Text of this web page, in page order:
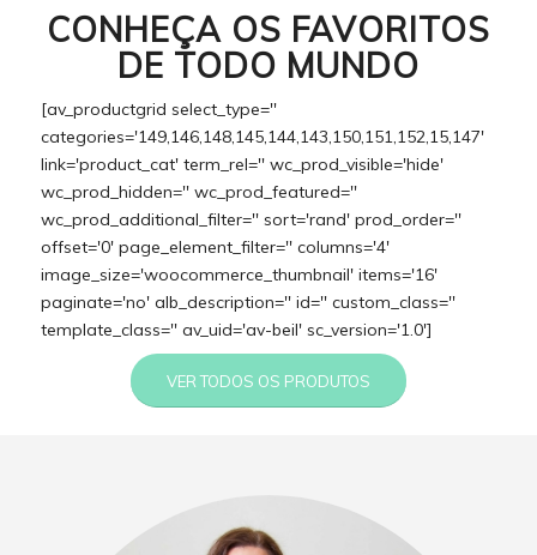
CONHEÇA OS FAVORITOS
DE TODO MUNDO
[av_productgrid select_type=''
categories='149,146,148,145,144,143,150,151,152,15,147'
link='product_cat' term_rel='' wc_prod_visible='hide'
wc_prod_hidden='' wc_prod_featured=''
wc_prod_additional_filter='' sort='rand' prod_order=''
offset='0' page_element_filter='' columns='4'
image_size='woocommerce_thumbnail' items='16'
paginate='no' alb_description='' id='' custom_class=''
template_class='' av_uid='av-beil' sc_version='1.0']
VER TODOS OS PRODUTOS